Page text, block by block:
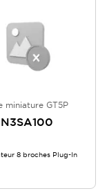
miniature GT5P
8 broches Plug-In